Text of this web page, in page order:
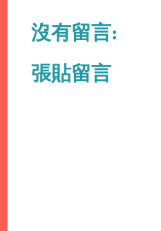
沒有留言:
張貼留言